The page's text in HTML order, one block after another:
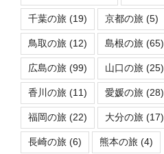
千葉の旅 (19) 京都の旅 (5)
鳥取の旅 (12) 島根の旅 (65)
広島の旅 (99) 山口の旅 (25)
香川の旅 (11) 愛媛の旅 (28)
福岡の旅 (22) 大分の旅 (17)
長崎の旅 (6) 熊本の旅 (4)